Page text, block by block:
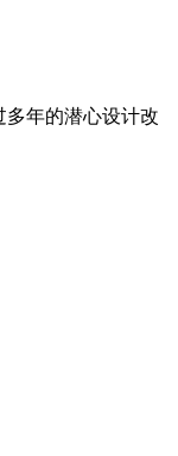
年的潜心设计改